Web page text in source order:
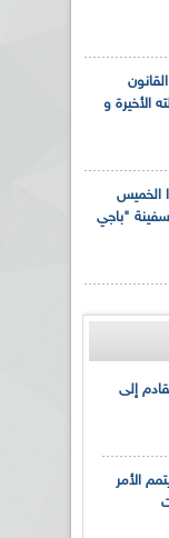
الأخيرة و
الخميس
سفينة "باجي
إلى
الأمر